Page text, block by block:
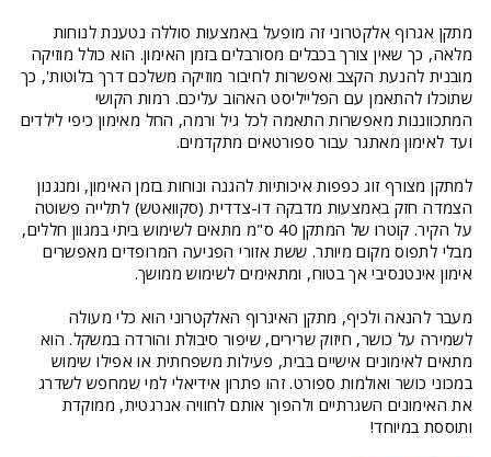
מתקן אגרוף אלקטרוני זה מופעל באמצעות סוללה נטענת לנוחות
מלאה, כך שאין צורך בכבלים מסורבלים בזמן האימון. הוא כולל מוזיקה
מובנית להנעת הקצב ואפשרות לחיבור מוזיקה משלכם דרך בלוטות', כך
שתוכלו להתאמן עם הפלייליסט האהוב עליכם. רמות הקושי
המתכווננות מאפשרות התאמה לכל גיל ורמה, החל מאימון כיפי לילדים
ועד לאימון מאתגר עבור ספורטאים מתקדמים.
למתקן מצורף זוג כפפות איכותיות להגנה ונוחות בזמן האימון, ומנגנון
הצמדה חזק באמצעות מדבקה דו-צדדית (סקוואטש) לתלייה פשוטה
על הקיר. קוטרו של המתקן 40 ס"מ מתאים לשימוש ביתי במגוון חללים,
מבלי לתפוס מקום מיותר. ששת אזורי הפגיעה המרופדים מאפשרים
אימון אינטנסיבי אך בטוח, ומתאימים לשימוש ממושך.
מעבר להנאה ולכיף, מתקן האיגרוף האלקטרוני הוא כלי מעולה
לשמירה על כושר, חיזוק שרירים, שיפור סיבולת והורדה במשקל. הוא
מתאים לאימונים אישיים בבית, פעילות משפחתית או אפילו שימוש
במכוני כושר ואולמות ספורט. זהו פתרון אידיאלי למי שמחפש לשדרג
את האימונים השגרתיים ולהפוך אותם לחוויה אנרגטית, ממוקדת
ותוססת במיוחד!